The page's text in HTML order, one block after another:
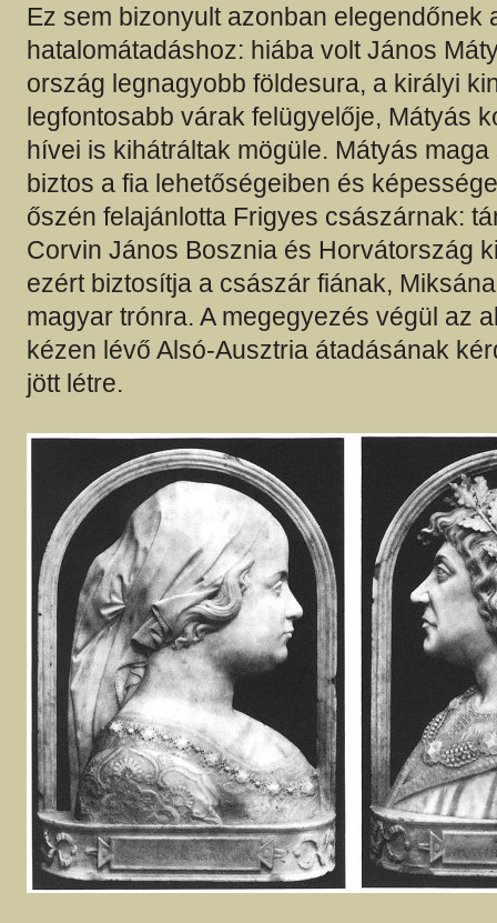
Ez sem bizonyult azonban elegendőnek
hatalomátadáshoz: hiába volt János
ország legnagyobb földesura, a királyi
legfontosabb várak felügyelője, Mátyás
hívei is kihátráltak mögüle. Mátyás
biztos a fia lehetőségeiben és
őszén felajánlotta Frigyes császárnak:
Corvin János Bosznia és Horvátország
ezért biztosítja a császár fiának,
magyar trónra. A megegyezés végül az
kézen lévő Alsó-Ausztria átadásának
jött létre.